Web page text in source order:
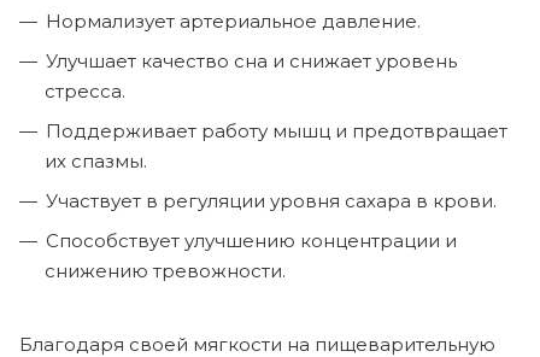
Нормализует артериальное давление.
Улучшает качество сна и снижает уровень
стресса.
Поддерживает работу мышц и предотвращает
их спазмы.
Участвует в регуляции уровня сахара в крови.
Способствует улучшению концентрации и
снижению тревожности.
Благодаря своей мягкости на пищеварительную